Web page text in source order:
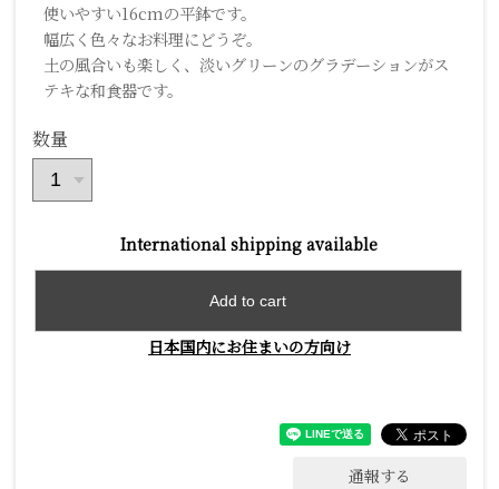
使いやすい16cmの平鉢です。
幅広く色々なお料理にどうぞ。
土の風合いも楽しく、淡いグリーンのグラデーションがス
テキな和食器です。
数量
International shipping available
Add to cart
日本国内にお住まいの方向け
通報する